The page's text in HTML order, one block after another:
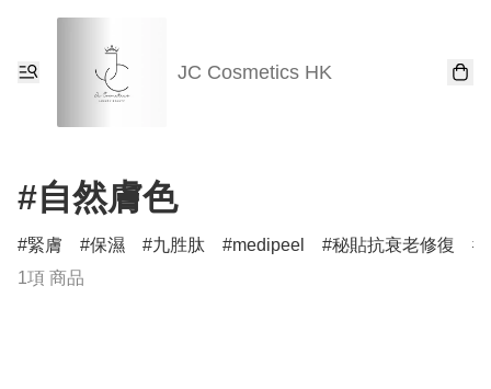
JC Cosmetics HK
#自然膚色
緊膚 保濕 九胜肽 medipeel 秘貼抗衰老修復
1項 商品